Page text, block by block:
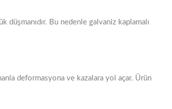
düşmanıdır. Bu nedenle galvaniz kaplamalı
deformasyona ve kazalara yol açar. Ürün